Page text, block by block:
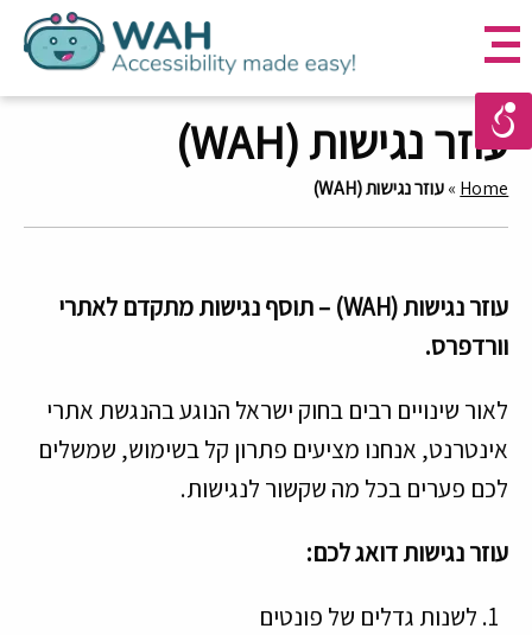
עוזר נגישות (WAH)
Home
»עוזר נגישות (WAH)
עוזר נגישות (WAH) – תוסף נגישות מתקדם לאתרי
וורדפרס.
לאור שינויים רבים בחוק ישראל הנוגע בהנגשת אתרי
אינטרנט, אנחנו מציעים פתרון קל בשימוש, שמשלים
לכם פערים בכל מה שקשור לנגישות.
עוזר נגישות דואג לכם:
לשנות גדלים של פונטים